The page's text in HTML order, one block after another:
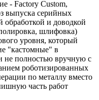
- Factory Custom,
выпуска серийных
и доводкой
шлифовка)
уровня, который
"кастомные" в
не полностью вручную с
роботизированных
по металлу вместо
часть работ